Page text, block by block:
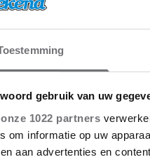
gebruik van uw
onze 1022 partners
om informatie op uw
aan advertenties en
VAN
FOTO’S
HANDEN